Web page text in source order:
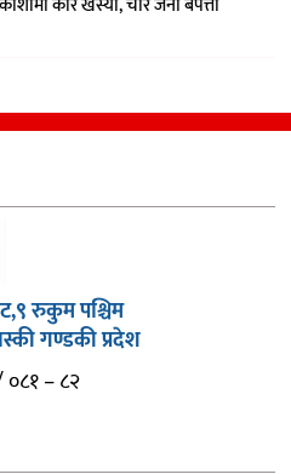
रुकुम पश्चिम
गण्डकी प्रदेश
– ८२